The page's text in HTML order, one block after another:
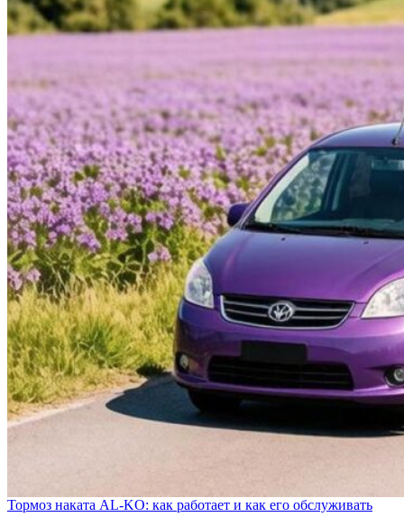
Тормоз наката AL-KO: как работает и как его обслуживать